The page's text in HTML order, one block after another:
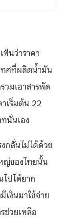
ห็นว่าราคา
ทศที่ผลิตน้ำมัน
วมเอาสารพัด
เริ่มต้น 22
นั่นเอง
กลั่นไม่ได้ด้วย
ญ่ของไทยนั้น
ไปได้ยาก
งินมาใช้จ่าย
ช่วยเหลือ